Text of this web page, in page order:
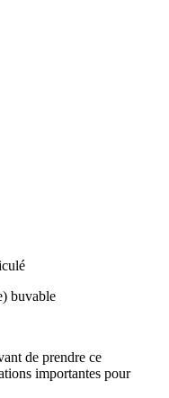
buvable
de prendre ce
importantes pour